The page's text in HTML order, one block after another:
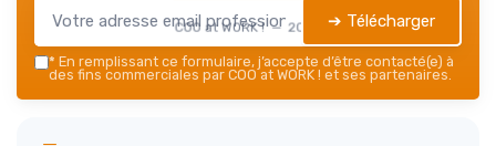
COO at WORK ! — 2026 ➔ Télécharger
* En remplissant ce formulaire, j’accepte d’être contacté(e) à
des fins commerciales par COO at WORK ! et ses partenaires.